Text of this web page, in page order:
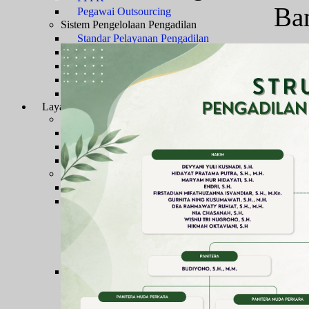
Pegawai Outsourcing
Sistem Pengelolaan Pengadilan
Standar Pelayanan Pengadilan
Rencana Strategis
Rencana Kerja dan Anggaran
Pengawasan dan Kode Etik Hakim
Monitoring LHKPN DAN LHKSN
Layanan PublikInformasi & Laporan
Layanan Pengadilan
Waktu Pelayanan
Jadwal Persidangan
Tata Tertib
Informasi & Pengaduan
Pelayanan Informasi Publik
Form Pengajuan Permohonan Informasi
Bukti Pengajuan Permohonan Informasi
Biaya Permohonan Informasi
Syarat dan Prosedur Pengajuan Keberatan atas
Pengaduan Pelayanan Publik
Mekanisme Pengaduan
Formulir Pengaduan